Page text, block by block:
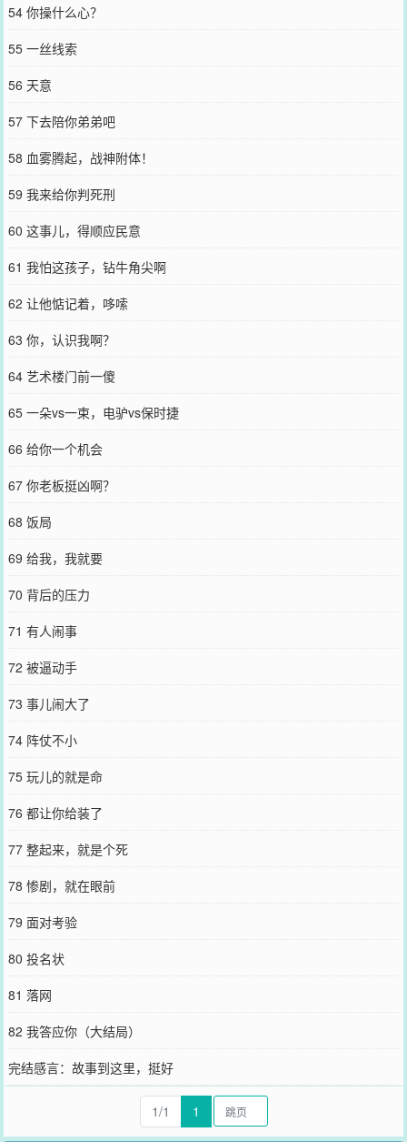
54 你操什么心？
55 一丝线索
56 天意
57 下去陪你弟弟吧
58 血雾腾起，战神附体！
59 我来给你判死刑
60 这事儿，得顺应民意
61 我怕这孩子，钻牛角尖啊
62 让他惦记着，哆嗦
63 你，认识我啊？
64 艺术楼门前一傻
65 一朵vs一束，电驴vs保时捷
66 给你一个机会
67 你老板挺凶啊？
68 饭局
69 给我，我就要
70 背后的压力
71 有人闹事
72 被逼动手
73 事儿闹大了
74 阵仗不小
75 玩儿的就是命
76 都让你给装了
77 整起来，就是个死
78 惨剧，就在眼前
79 面对考验
80 投名状
81 落网
82 我答应你（大结局）
完结感言：故事到这里，挺好
1/1 1